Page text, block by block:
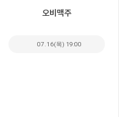
오비맥주
07.16(목) 19:00